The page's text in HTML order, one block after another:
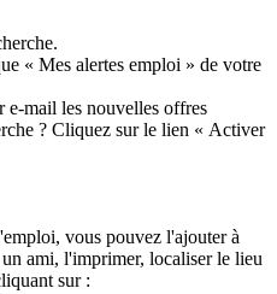
« Mes alertes emploi » de votre
e-mail les nouvelles offres
? Cliquez sur le lien « Activer
vous pouvez l'ajouter à
ami, l'imprimer, localiser le lieu
sur :